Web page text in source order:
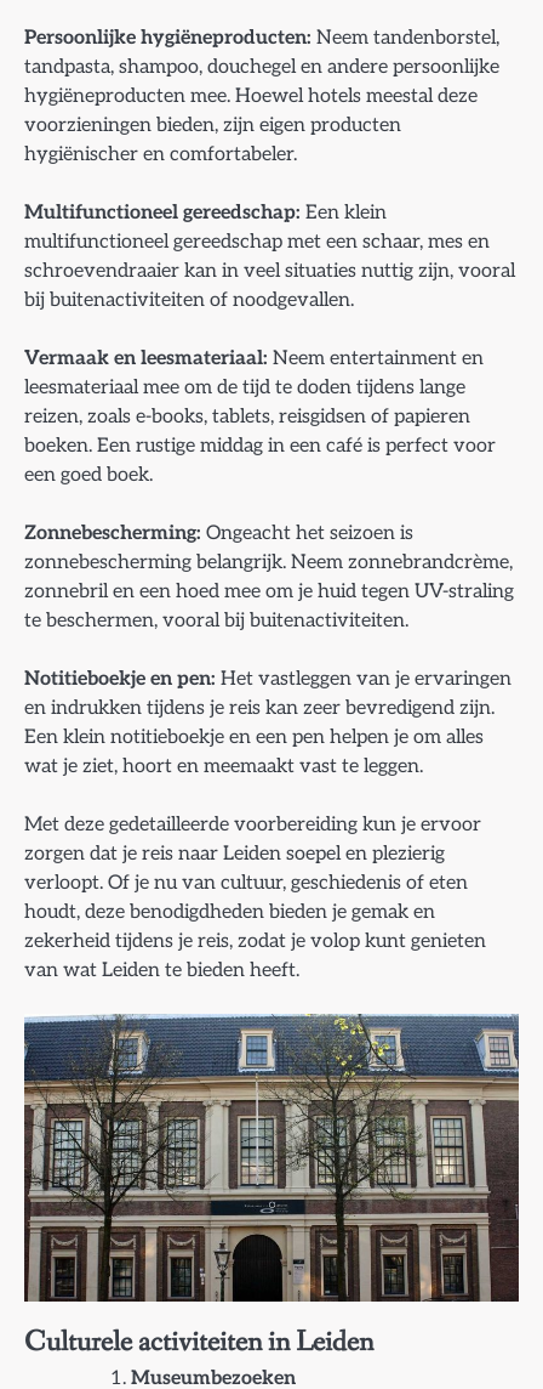
Persoonlijke hygiëneproducten: Neem tandenborstel,
tandpasta, shampoo, douchegel en andere persoonlijke
hygiëneproducten mee. Hoewel hotels meestal deze
voorzieningen bieden, zijn eigen producten
hygiënischer en comfortabeler.
Multifunctioneel gereedschap: Een klein
multifunctioneel gereedschap met een schaar, mes en
schroevendraaier kan in veel situaties nuttig zijn, vooral
bij buitenactiviteiten of noodgevallen.
Vermaak en leesmateriaal: Neem entertainment en
leesmateriaal mee om de tijd te doden tijdens lange
reizen, zoals e-books, tablets, reisgidsen of papieren
boeken. Een rustige middag in een café is perfect voor
een goed boek.
Zonnebescherming: Ongeacht het seizoen is
zonnebescherming belangrijk. Neem zonnebrandcrème,
zonnebril en een hoed mee om je huid tegen UV-straling
te beschermen, vooral bij buitenactiviteiten.
Notitieboekje en pen: Het vastleggen van je ervaringen
en indrukken tijdens je reis kan zeer bevredigend zijn.
Een klein notitieboekje en een pen helpen je om alles
wat je ziet, hoort en meemaakt vast te leggen.
Met deze gedetailleerde voorbereiding kun je ervoor
zorgen dat je reis naar Leiden soepel en plezierig
verloopt. Of je nu van cultuur, geschiedenis of eten
houdt, deze benodigdheden bieden je gemak en
zekerheid tijdens je reis, zodat je volop kunt genieten
van wat Leiden te bieden heeft.
Culturele activiteiten in Leiden
Museumbezoeken